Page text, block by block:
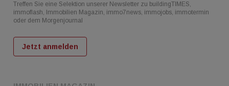
Treffen Sie eine Selektion unserer Newsletter zu buildingTIMES,
immoflash, Immobilien Magazin, immo7news, immojobs, immotermin
oder dem Morgenjournal
Jetzt anmelden